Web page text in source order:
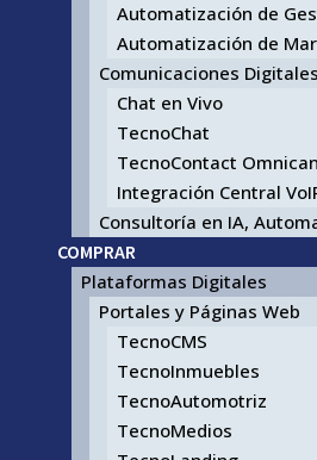
Automatización de
Automatización de
Comunicaciones Digitales
Chat en Vivo
TecnoChat
TecnoContact
Integración Central
Consultoría en IA,
COMPRAR
Plataformas Digitales
Portales y Páginas Web
TecnoCMS
TecnoInmuebles
TecnoAutomotriz
TecnoMedios